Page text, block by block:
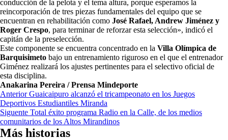
conducción de la pelota y el tema altura, porque esperamos la
reincorporación de tres piezas fundamentales del equipo que se
encuentran en rehabilitación como José Rafael, Andrew Jiménez y
Roger Crespo, para terminar de reforzar esta selección», indicó el
capitán de la preselección.
Este componente se encuentra concentrado en la Villa Olímpica de
Barquisimeto bajo un entrenamiento riguroso en el que el entrenador
Giménez realizará los ajustes pertinentes para el selectivo oficial de
esta disciplina.
Anakarina Pereira / Prensa Mindeporte
Navegación
de
entradas
AnteriorGuaicaipuro alcanzó el tricampeonato en los Juegos
Deportivos Estudiantiles Miranda
Siguente Total éxito programa Radio en la Calle, de los medios
comunitarios de los Altos Mirandinos
Más historias